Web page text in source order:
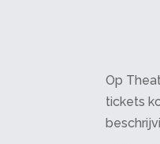
Op
tickets